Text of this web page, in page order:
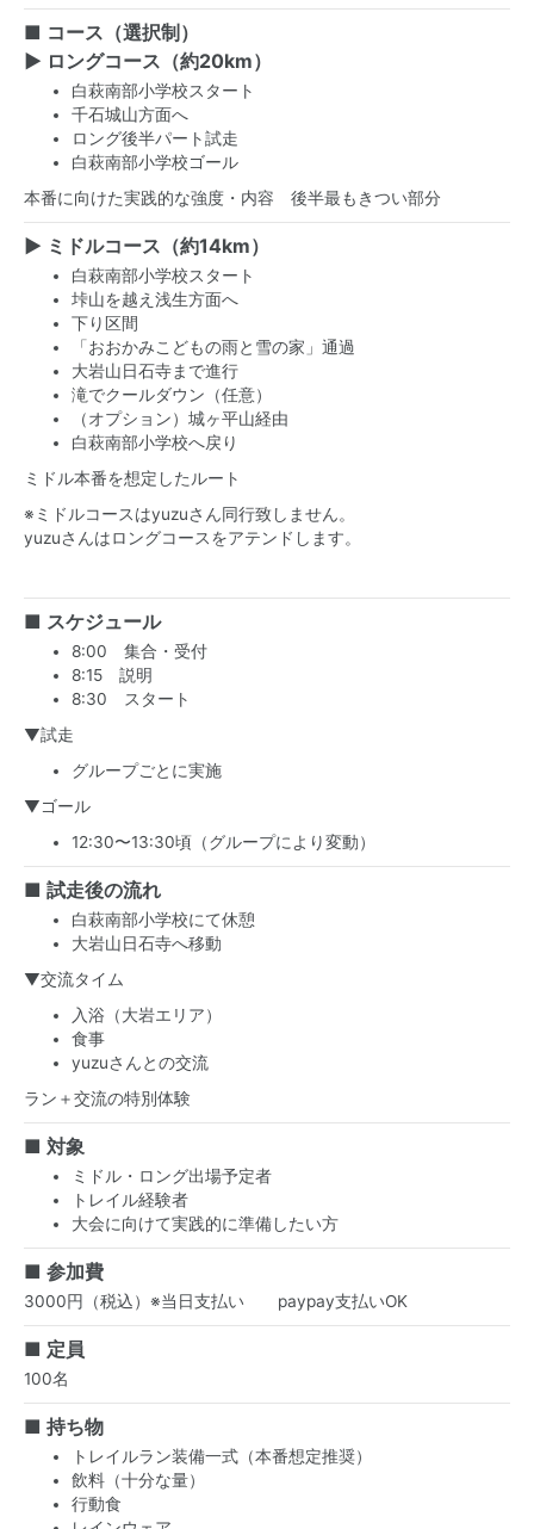
■ コース（選択制）
▶ ロングコース（約20km）
白萩南部小学校スタート
千石城山方面へ
ロング後半パート試走
白萩南部小学校ゴール
本番に向けた実践的な強度・内容 後半最もきつい部分
▶ ミドルコース（約14km）
白萩南部小学校スタート
垰山を越え浅生方面へ
下り区間
「おおかみこどもの雨と雪の家」通過
大岩山日石寺まで進行
滝でクールダウン（任意）
（オプション）城ヶ平山経由
白萩南部小学校へ戻り
ミドル本番を想定したルート
※ミドルコースはyuzuさん同行致しません。
yuzuさんはロングコースをアテンドします。
■ スケジュール
8:00 集合・受付
8:15 説明
8:30 スタート
▼試走
グループごとに実施
▼ゴール
12:30〜13:30頃（グループにより変動）
■ 試走後の流れ
白萩南部小学校にて休憩
大岩山日石寺へ移動
▼交流タイム
入浴（大岩エリア）
食事
yuzuさんとの交流
ラン＋交流の特別体験
■ 対象
ミドル・ロング出場予定者
トレイル経験者
大会に向けて実践的に準備したい方
■ 参加費
3000円（税込）※当日支払い paypay支払いOK
■ 定員
100名
■ 持ち物
トレイルラン装備一式（本番想定推奨）
飲料（十分な量）
行動食